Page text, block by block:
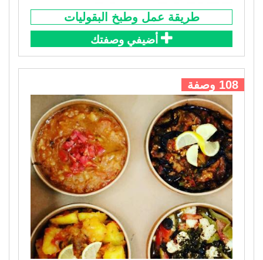
طريقة عمل وطبخ البقوليات
أضيفي وصفتك
108 وصفة